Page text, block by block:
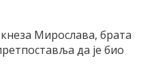
Мирослава, брата
да је био